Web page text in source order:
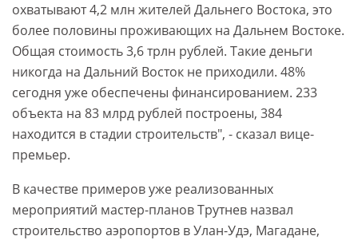
охватывают 4,2 млн жителей Дальнего Востока, это
более половины проживающих на Дальнем Востоке.
Общая стоимость 3,6 трлн рублей. Такие деньги
никогда на Дальний Восток не приходили. 48%
сегодня уже обеспечены финансированием. 233
объекта на 83 млрд рублей построены, 384
находится в стадии строительств", - сказал вице-
премьер.
В качестве примеров уже реализованных
мероприятий мастер-планов Трутнев назвал
строительство аэропортов в Улан-Удэ, Магадане,